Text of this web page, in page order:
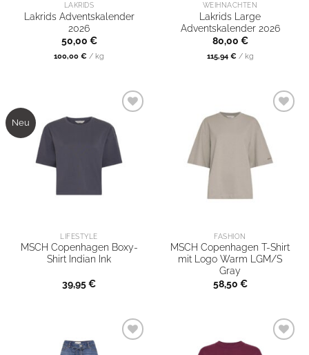
ausstrahlt.
Selbstverzehr und
als Geschenk.
LAKRIDS
Lakrids Adventskalender
2026
50,00 €
100,00 € / kg
WEIHNACHTEN
Lakrids Large
Adventskalender 2026
80,00 €
115,94 € / kg
Neu
LIFESTYLE
MSCH Copenhagen Boxy-
Shirt Indian Ink
39,95€
FASHION
MSCH Copenhagen T-Shirt
mit Logo Warm LGM/S
Gray
58,50 €